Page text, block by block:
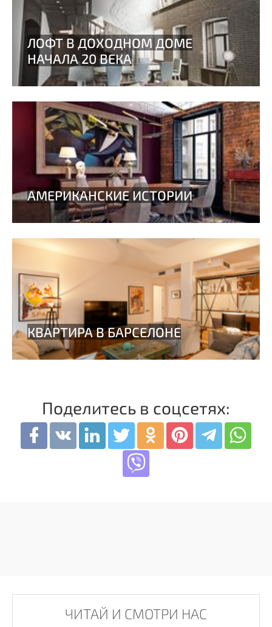
Поделитесь в соцсетях:
ЧИТАЙ И СМОТРИ НАС